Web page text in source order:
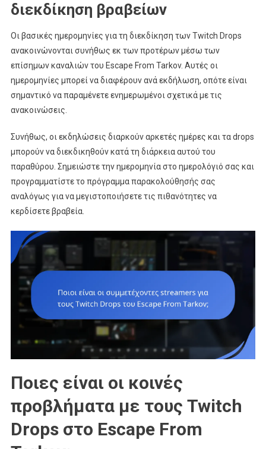
διεκδίκηση βραβείων
Οι βασικές ημερομηνίες για τη διεκδίκηση των Twitch Drops
ανακοινώνονται συνήθως εκ των προτέρων μέσω των
επίσημων καναλιών του Escape From Tarkov. Αυτές οι
ημερομηνίες μπορεί να διαφέρουν ανά εκδήλωση, οπότε είναι
σημαντικό να παραμένετε ενημερωμένοι σχετικά με τις
ανακοινώσεις.
Συνήθως, οι εκδηλώσεις διαρκούν αρκετές ημέρες και τα drops
μπορούν να διεκδικηθούν κατά τη διάρκεια αυτού του
παραθύρου. Σημειώστε την ημερομηνία στο ημερολόγιό σας και
προγραμματίστε το πρόγραμμα παρακολούθησής σας
αναλόγως για να μεγιστοποιήσετε τις πιθανότητες να
κερδίσετε βραβεία.
Ποιες είναι οι κοινές
προβλήματα με τους Twitch
Drops στο Escape From